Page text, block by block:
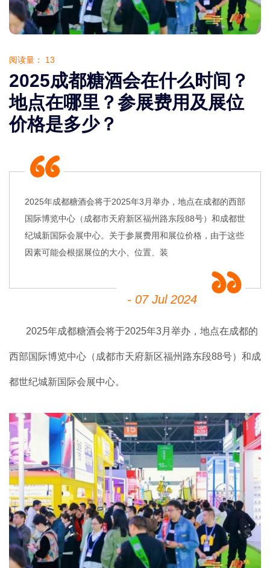
阅读量： 13
2025成都糖酒会在什么时间？
地点在哪里？参展费用及展位
价格是多少？
2025年成都糖酒会将于2025年3月举办，地点在成都的西部
国际博览中心（成都市天府新区福州路东段88号）和成都世
纪城新国际会展中心。关于参展费用和展位价格，由于这些
因素可能会根据展位的大小、位置、装
- 07 Jul 2024
2025年成都糖酒会将于2025年3月举办，地点在成都的
西部国际博览中心（成都市天府新区福州路东段88号）和成
都世纪城新国际会展中心。